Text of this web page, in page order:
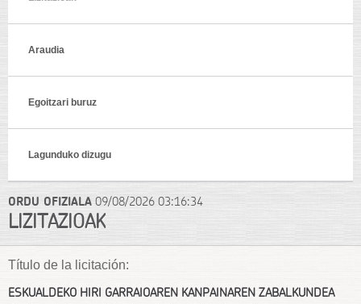
Araudia
Egoitzari buruz
Lagunduko dizugu
ORDU OFIZIALA 09/08/2026 03:16:34
LIZITAZIOAK
Título de la licitación:
ESKUALDEKO HIRI GARRAIOAREN KANPAINAREN ZABALKUNDEA